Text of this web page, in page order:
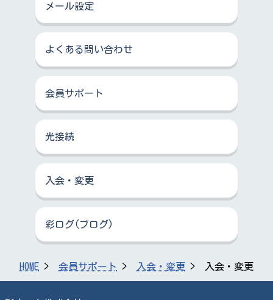
メール設定
よくある問い合わせ
会員サポート
光接続
入会・変更
彩ログ(ブログ)
HOME 会員サポート 入会・変更 入会・変更